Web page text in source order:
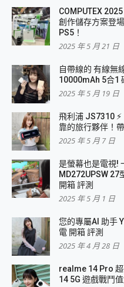
COMPUTEX
創作儲存方案登
PS5！
2025 年 5 月 21 日
自帶線的 有線無
10000mAh 5合1
2025 年 5 月 19 日
飛利浦 JS7310
靠的旅行夥伴！
2025 年 5 月 7 日
是螢幕也是電視!
MD272UPSW 27
開箱 評測
2025 年 5 月 1 日
您的專屬AI 助手
電 開箱 評測
2025 年 4 月 28 日
realme 14 Pro
14 5G 遊戲戰鬥